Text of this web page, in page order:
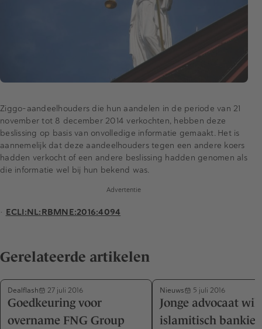
Ziggo-aandeelhouders die hun aandelen in de periode van 21
november tot 8 december 2014 verkochten, hebben deze
beslissing op basis van onvolledige informatie gemaakt. Het is
aannemelijk dat deze aandeelhouders tegen een andere koers
hadden verkocht of een andere beslissing hadden genomen als
die informatie wel bij hun bekend was.
Advertentie
• ECLI:NL:RBMNE:2016:4094
Gerelateerde artikelen
Dealflash 27 juli 2016
Goedkeuring voor
overname FNG Group
Nieuws 5 juli 2016
Jonge advocaat wil
islamitisch